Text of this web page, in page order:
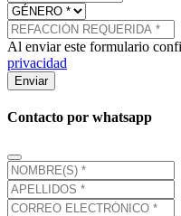
Al enviar este formulario
privacidad
Enviar
Contacto por whatsapp